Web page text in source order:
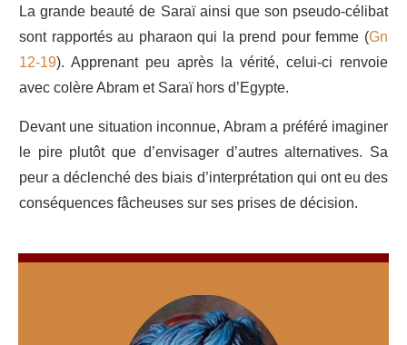
La grande beauté de Saraï ainsi que son pseudo-célibat
sont rapportés au pharaon qui la prend pour femme (Gn
12-19). Apprenant peu après la vérité, celui-ci renvoie
avec colère Abram et Saraï hors d’Egypte.
Devant une situation inconnue, Abram a préféré imaginer
le pire plutôt que d’envisager d’autres alternatives. Sa
peur a déclenché des biais d’interprétation qui ont eu des
conséquences fâcheuses sur ses prises de décision.